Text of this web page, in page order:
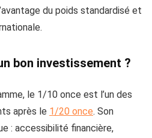
du poids standardisé et
bon investissement ?
le 1/10 once est l’un des
après le 1/20 once. Son
: accessibilité financière,